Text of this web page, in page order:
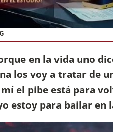
en la vida uno
los voy a tratar de
el pibe está para
estoy para bailar en